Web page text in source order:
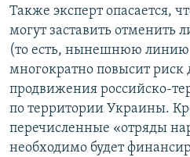
Также эксперт опасается,
могут заставить отменить
(то есть, нынешнюю линию
многократно повысит риск
продвижения российско-
по территории Украины.
перечисленные «отряды
необходимо будет